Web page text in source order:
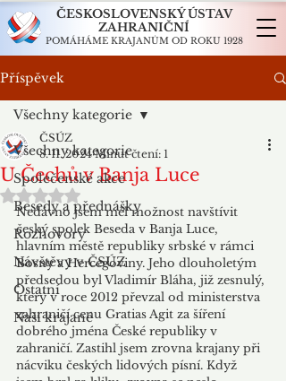
ČESKOSLOVENSKÝ ÚSTAV
ZAHRANIČNÍ
POMÁHÁME KRAJANŮM OD ROKU 1928
Příspěvek
Všechny kategorie
Společenské akce
Besedy a přednášky
Rozhovory
Návštěvy v ČSÚZ
Ostatní
Naši krajané
Všechny kategorie
U Čechů v Banja Luce
ČSÚZ
8. 11. 2024 Minut čtení: 1
Hodnoceno NaN z 5 hvězdiček.
Nedávno jsem měl možnost navštívit
český spolek Beseda v Banja Luce,
hlavním městě republiky srbské v rámci
Bosny a Hercegoviny. Jeho dlouholetým
předsedou byl Vladimír Bláha, již zesnulý,
který v roce 2012 převzal od ministerstva
zahraničí cenu Gratias Agit za šíření
dobrého jména České republiky v
zahraničí. Zastihl jsem zrovna krajany při
nácviku českých lidových písní. Když